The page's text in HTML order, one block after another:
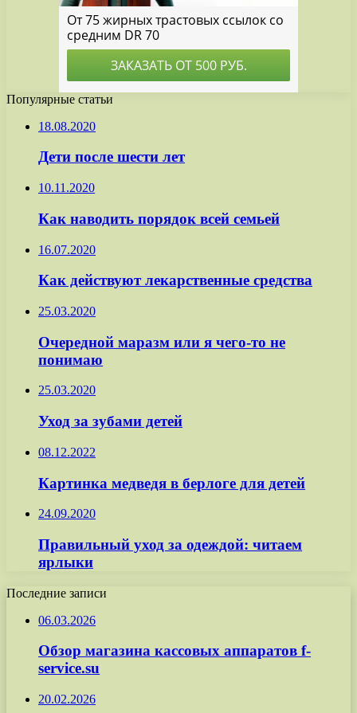
Популярные статьи
18.08.2020
Дети после шести лет
10.11.2020
Как наводить порядок всей семьей
16.07.2020
Как действуют лекарственные средства
25.03.2020
Очередной маразм или я чего-то не
понимаю
25.03.2020
Уход за зубами детей
08.12.2022
Картинка медведя в берлоге для детей
24.09.2020
Правильный уход за одеждой: читаем
ярлыки
Последние записи
06.03.2026
Обзор магазина кассовых аппаратов f-
service.su
20.02.2026